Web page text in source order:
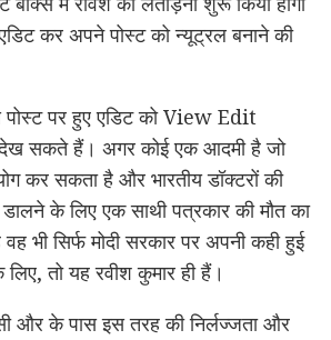
कर अपने पोस्ट को न्यूट्रल बनाने की
पर हुए एडिट को View Edit
सकते हैं। अगर कोई एक आदमी है जो
कर सकता है और भारतीय डॉक्टरों की
डालने के लिए एक साथी पत्रकार की मौत का
भी सिर्फ मोदी सरकार पर अपनी कही हुई
तो यह रवीश कुमार ही हैं।
और के पास इस तरह की निर्लज्जता और